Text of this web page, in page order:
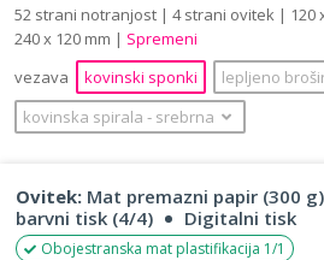
Išči
52 strani notranjost | 4 strani ovitek | 120
240 x 120 mm | Spremeni
vezava
kovinski sponki
lepljeno
kovinska spirala ‐ srebrna
Ovitek: Mat premazni papir (300 g)
barvni tisk (4/4)
Digitalni tisk
Obojestranska mat plastifikacija 1/1